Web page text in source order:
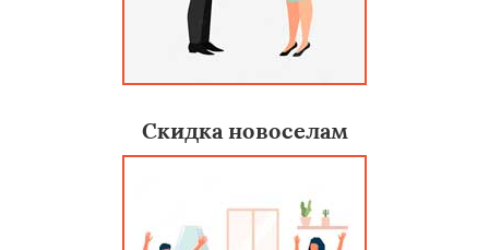
Скидка новоселам